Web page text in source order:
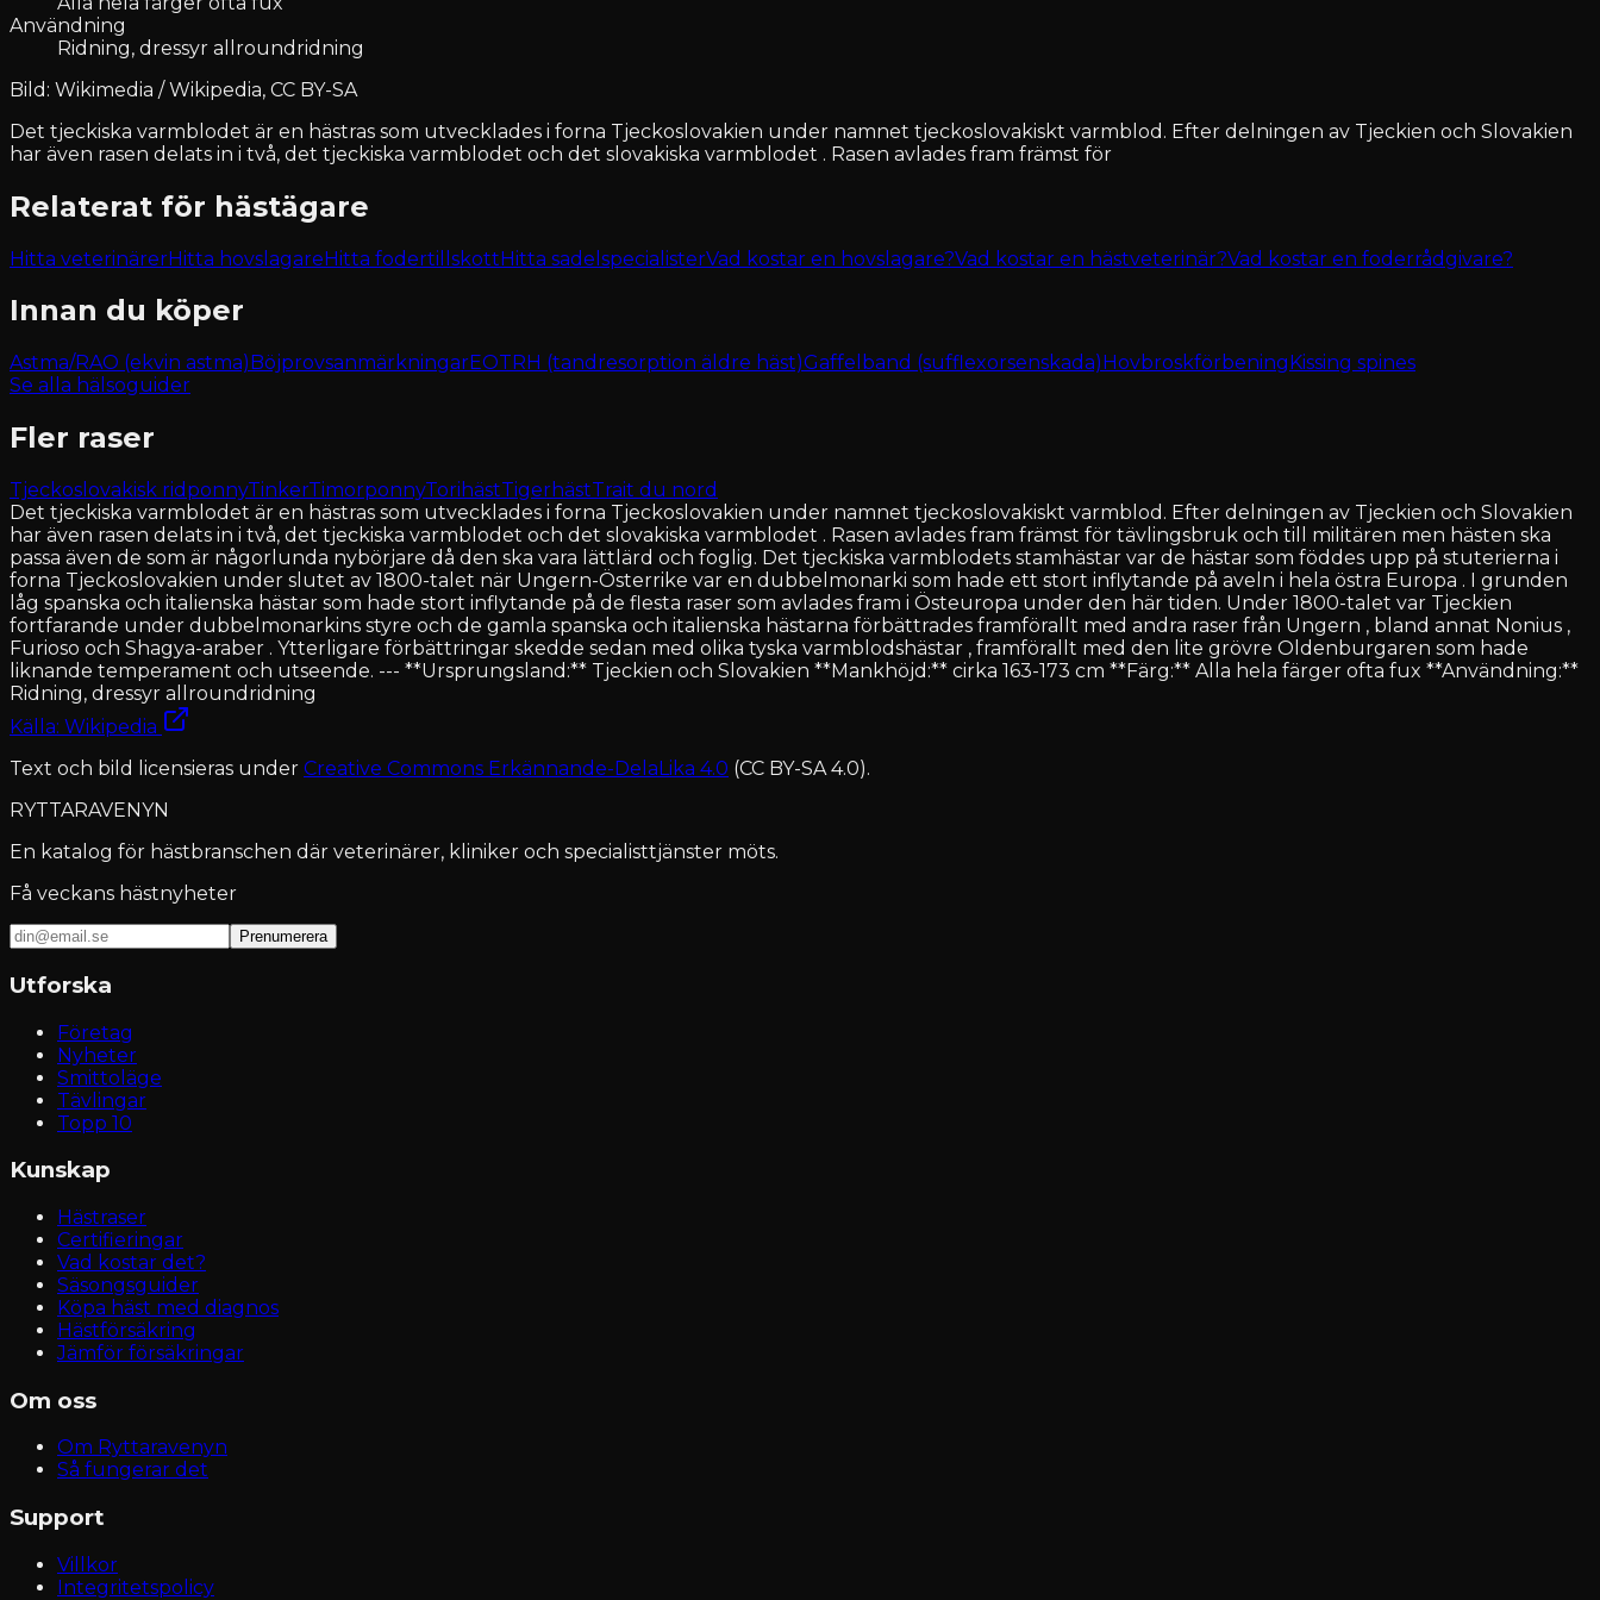
Användning
Ridning, dressyr allroundridning
Bild: Wikimedia / Wikipedia, CC BY-SA
Det tjeckiska varmblodet är en hästras som utvecklades i forna Tjeckoslovakien under namnet tjeckoslovakiskt varmblod. Efter delningen av Tjeckien och Slovakien
har även rasen delats in i två, det tjeckiska varmblodet och det slovakiska varmblodet . Rasen avlades fram främst för
Relaterat för hästägare
Hitta veterinärerHitta hovslagareHitta fodertillskottHitta sadelspecialisterVad kostar en hovslagare?Vad kostar en hästveterinär?Vad kostar en foderrådgivare?
Innan du köper
Astma/RAO (ekvin astma) BöjprovsanmärkningarEOTRH (tandresorption äldre häst)Gaffelband (sufflexorsenskada) Hovbroskförbening Kissing spines
Se alla hälsoguider
Fler raser
Tjeckoslovakisk ridponnyTinkerTimorponnyTorihästTigerhästTrait du nord
Det tjeckiska varmblodet är en hästras som utvecklades i forna Tjeckoslovakien under namnet tjeckoslovakiskt varmblod. Efter delningen av Tjeckien och Slovakien
har även rasen delats in i två, det tjeckiska varmblodet och det slovakiska varmblodet . Rasen avlades fram främst för tävlingsbruk och till militären men hästen ska
passa även de som är någorlunda nybörjare då den ska vara lättlärd och foglig. Det tjeckiska varmblodets stamhästar var de hästar som föddes upp på stuterierna i
forna Tjeckoslovakien under slutet av 1800-talet när Ungern-Österrike var en dubbelmonarki som hade ett stort inflytande på aveln i hela östra Europa . I grunden
låg spanska och italienska hästar som hade stort inflytande på de flesta raser som avlades fram i Östeuropa under den här tiden. Under 1800-talet var Tjeckien
fortfarande under dubbelmonarkins styre och de gamla spanska och italienska hästarna förbättrades framförallt med andra raser från Ungern , bland annat Nonius ,
Furioso och Shagya-araber . Ytterligare förbättringar skedde sedan med olika tyska varmblodshästar , framförallt med den lite grövre Oldenburgaren som hade
liknande temperament och utseende. --- **Ursprungsland:** Tjeckien och Slovakien **Mankhöjd:** cirka 163-173 cm **Färg:** Alla hela färger ofta fux **Användning:**
Ridning, dressyr allroundridning
Källa: Wikipedia
Text och bild licensieras under Creative Commons Erkännande-DelaLika 4.0 (CC BY-SA 4.0).
RYTTARAVENYN
En katalog för hästbranschen där veterinärer, kliniker och specialisttjänster möts.
Få veckans hästnyheter
Prenumerera
Utforska
Företag
Nyheter
Smittoläge
Tävlingar
Topp 10
Kunskap
Hästraser
Certifieringar
Vad kostar det?
Säsongsguider
Köpa häst med diagnos
Hästförsäkring
Jämför försäkringar
Om oss
Om Ryttaravenyn
Så fungerar det
Support
Villkor
Integritetspolicy